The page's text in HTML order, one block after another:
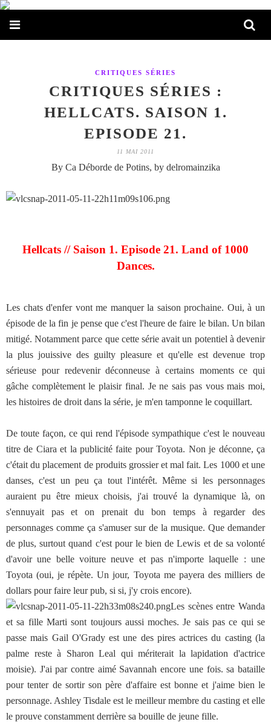
CRITIQUES SÉRIES
CRITIQUES SÉRIES :
HELLCATS. SAISON 1.
EPISODE 21.
11 MAI 2011
By Ca Déborde de Potins, by delromainzika
Hellcats // Saison 1. Episode 21. Land of 1000
Dances.
Les chats d'enfer vont me manquer la saison prochaine. Oui, à un
épisode de la fin je pense que c'est l'heure de faire le bilan. Un bilan
mitigé. Notamment parce que cette série avait un potentiel à devenir
la plus jouissive des guilty pleasure et qu'elle est devenue trop
sérieuse pour redevenir déconneuse à certains moments ce qui
gâche complètement le plaisir final. Je ne sais pas vous mais moi,
les histoires de droit dans la série, je m'en tamponne le coquillart.
De toute façon, ce qui rend l'épisode sympathique c'est le nouveau
titre de Ciara et la publicité faite pour Toyota. Non je déconne, ça
c'était du placement de produits grossier et mal fait. Les 1000 et une
danses, c'est un peu ça tout l'intérêt. Même si les personnages
auraient pu être mieux choisis, j'ai trouvé la dynamique là, on
s'ennuyait pas et on prenait du bon temps à regarder des
personnages comme ça s'amuser sur de la musique. Que demander
de plus, surtout quand c'est pour le bien de Lewis et de sa volonté
d'avoir une belle voiture neuve et pas n'importe laquelle : une
Toyota (oui, je répète. Un jour, Toyota me payera des milliers de
dollars pour faire leur pub, si si, j'y crois encore).
Les scènes entre Wanda
et sa fille Marti sont toujours aussi moches. Je sais pas ce qui se
passe mais Gail O'Grady est une des pires actrices du casting (la
palme reste à Sharon Leal qui mériterait la lapidation d'actrice
moisie). J'ai par contre aimé Savannah encore une fois. sa bataille
pour tenter de sortir son père d'affaire est bonne et j'aime bien le
personnage. Ashley Tisdale est le meilleur membre du casting et elle
le prouve constamment derrière sa bouille de jeune fille.